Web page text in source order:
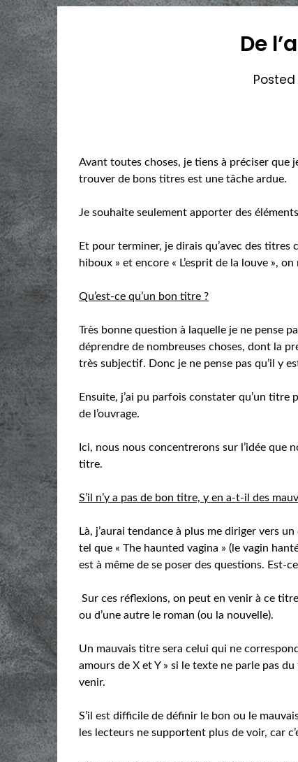
De
Avant toutes choses, je tiens à préciser que
trouver de bons titres est une tâche ardue.
Je souhaite seulement apporter des
Et pour terminer, je dirais qu’avec des titres
hiboux » et encore « L’esprit de la louve »,
Qu’est-ce qu’un bon titre ?
Très bonne question à laquelle je ne pense
déprendre de nombreuses choses, dont la
très subjectif. Donc je ne pense pas qu’il y
Ensuite, j’ai pu parfois constater qu’un
de l’ouvrage.
Ici, nous nous concentrerons sur l’idée que
titre.
S’il n’y a pas de bon titre, y en a-t-il des
Là, j’aurai tendance à plus me diriger vers
tel que « The haunted vagina » (le vagin
est à même de se poser des questions. Est-
Sur ces réflexions, on peut en venir à ce titre
ou d’une autre le roman (ou la nouvelle).
Un mauvais titre sera celui qui ne
amours de X et Y » si le texte ne parle pas
venir.
S’il est difficile de définir le bon ou le
les lecteurs ne supportent plus de voir, car